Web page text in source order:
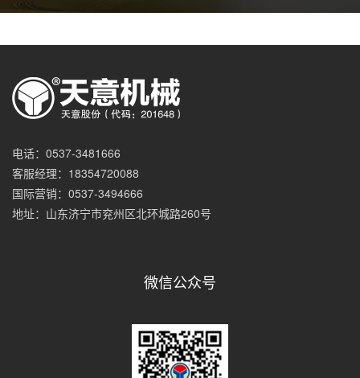
电话：0537-3481666
客服经理：18354720088
国际营销：0537-3494666
地址：山东济宁市兖州区北环城路260号
微信公众号